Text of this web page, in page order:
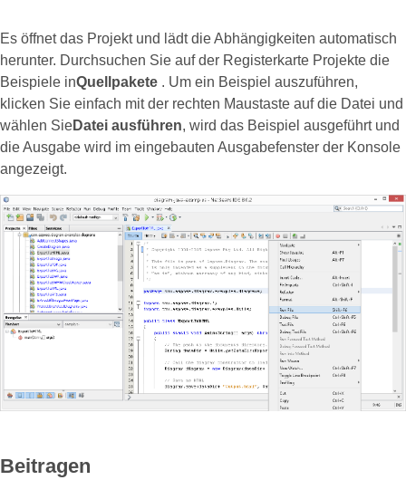
Es öffnet das Projekt und lädt die Abhängigkeiten automatisch
herunter. Durchsuchen Sie auf der Registerkarte Projekte die
Beispiele inQuellpakete . Um ein Beispiel auszuführen,
klicken Sie einfach mit der rechten Maustaste auf die Datei und
wählen SieDatei ausführen, wird das Beispiel ausgeführt und
die Ausgabe wird im eingebauten Ausgabefenster der Konsole
angezeigt.
Beitragen